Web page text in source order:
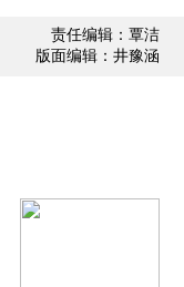
责任编辑：覃洁
版面编辑：井豫涵